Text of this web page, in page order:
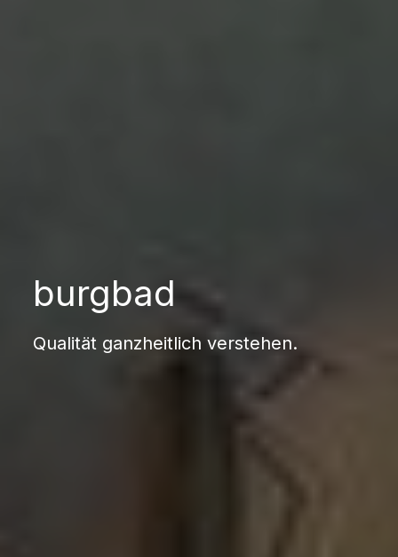
burgbad
Qualität ganzheitlich verstehen.